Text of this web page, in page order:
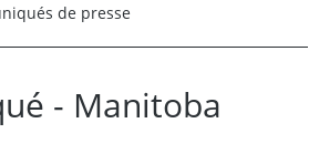
de presse
- Manitoba